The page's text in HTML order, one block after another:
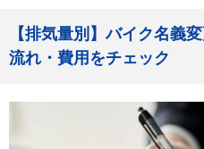
【排気量別】バイク名義
流れ・費用をチェック